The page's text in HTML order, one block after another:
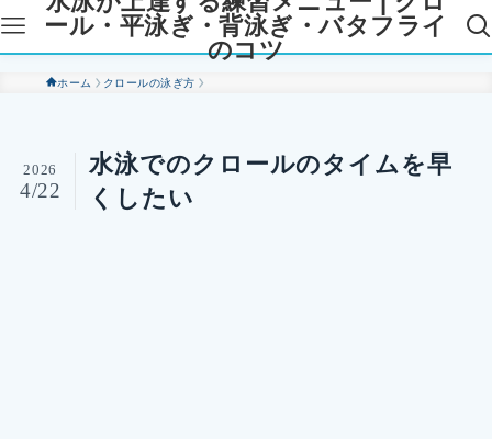
ール・平泳ぎ・背泳ぎ・バタフライ
のコツ
ホーム クロールの泳ぎ方
水泳でのクロールのタイムを早
くしたい
2026
4/22